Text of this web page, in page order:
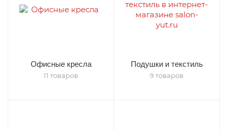
Офисные кресла
11 товаров
Подушки и текстиль
9 товаров